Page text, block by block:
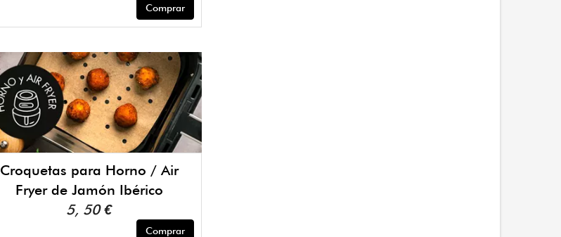
Comprar
Croquetas para Horno / Air
Fryer de Jamón Ibérico
5, 50 €
Comprar